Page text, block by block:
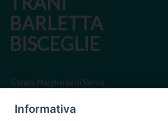
BARLETTA
BISCEGLIE
Corato, Margherita di Savoia,
Informativa